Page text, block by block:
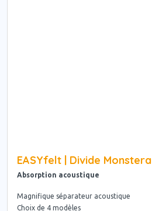
EASYfelt | Divide Monstera
Absorption acoustique
Magnifique séparateur acoustique
Choix de 4 modèles